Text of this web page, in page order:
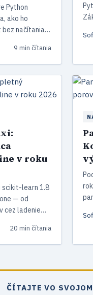
Python
ako ho
bez načítania
servera, bez
9 min čítania
v roku
scikit-learn 1.8
— od
cez ladenie
20 min čítania
ČÍTAJTE VO